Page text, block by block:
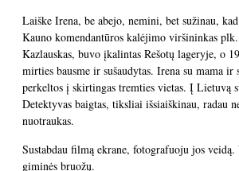
Laiške Irena, be abejo, nemini, bet sužinau,
Kauno komendantūros kalėjimo viršininkas
Kazlauskas, buvo įkalintas Rešotų lageryje, o
mirties bausme ir sušaudytas. Irena su mama ir
perkeltos į skirtingas tremties vietas. Į Lietuvą
Detektyvas baigtas, tiksliai išsiaiškinau, radau
nuotraukas.
Sustabdau filmą ekrane, fotografuoju jos
giminės bruožų.